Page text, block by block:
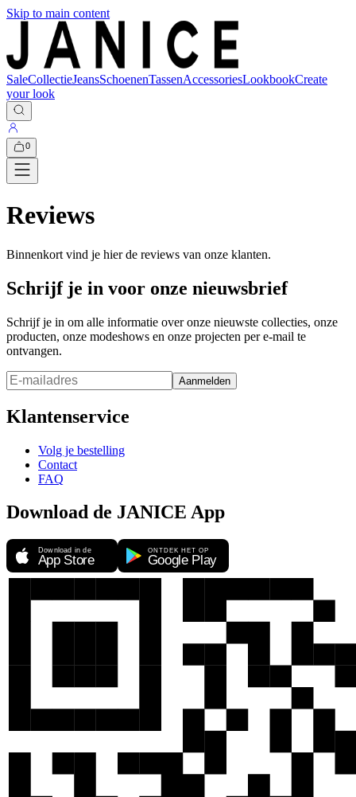
Skip to main content
SaleCollectieJeansSchoenenTassenAccessoriesLookbookCreate
your look
0
Reviews
Binnenkort vind je hier de reviews van onze klanten.
Schrijf je in voor onze nieuwsbrief
Schrijf je in om alle informatie over onze nieuwste collecties, onze
producten, onze modeshows en onze projecten per e-mail te
ontvangen.
Aanmelden
Klantenservice
Volg je bestelling
Contact
FAQ
Download de JANICE App